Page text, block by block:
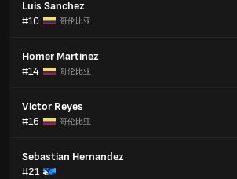
Luis Sanchez
#10
哥伦比亚
Homer Martinez
#14
哥伦比亚
Victor Reyes
#16
哥伦比亚
Sebastian Hernandez
#21